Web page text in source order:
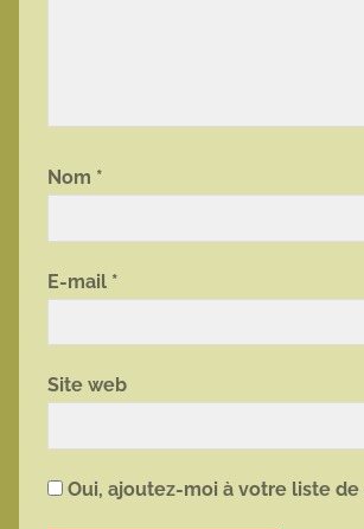
Nom *
E-mail *
Site web
Oui, ajoutez-moi à votre liste de